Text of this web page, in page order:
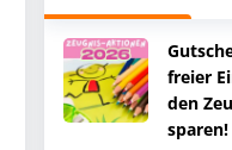
freier
den